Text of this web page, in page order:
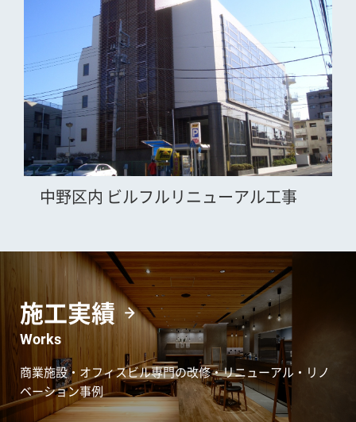
中野区内 ビルフルリニューアル工事
施工実績
Works
商業施設・オフィスビル専門の改修・リニューアル・リノ
ベーション事例